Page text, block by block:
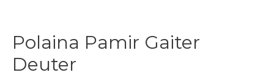
Polaina Pamir Gaiter
Deuter